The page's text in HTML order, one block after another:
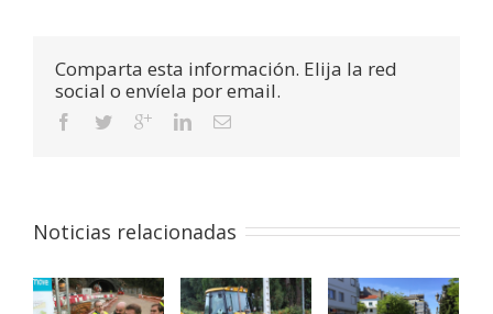
Comparta esta información. Elija la red
social o envíela por email.
Noticias relacionadas